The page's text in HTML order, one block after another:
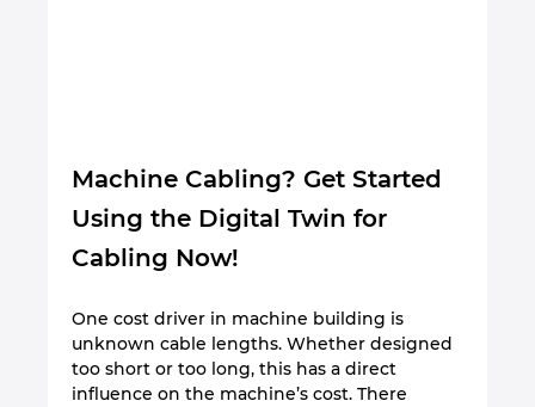
Machine Cabling? Get Started
Using the Digital Twin for
Cabling Now!
One cost driver in machine building is
unknown cable lengths. Whether designed
too short or too long, this has a direct
influence on the machine’s cost. There